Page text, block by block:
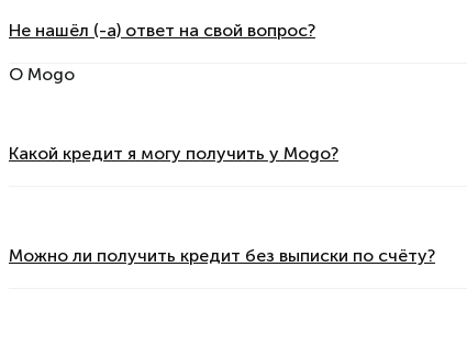
Не нашёл (-а) ответ на свой вопрос?
О Mogo
Какой кредит я могу получить у Mogo?
Можно ли получить кредит без выписки по счёту?